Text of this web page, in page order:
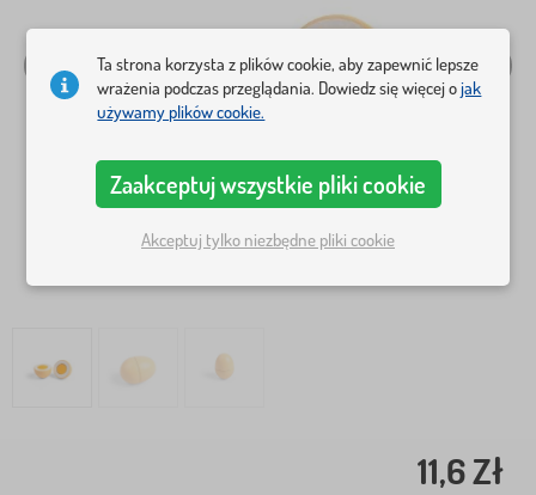
11,6 Zł
Ta strona korzysta z plików cookie, aby zapewnić lepsze
wrażenia podczas przeglądania. Dowiedz się więcej ojak
używamy plików cookie.
Zaakceptuj wszystkie pliki cookie
Akceptuj tylko niezbędne pliki cookie